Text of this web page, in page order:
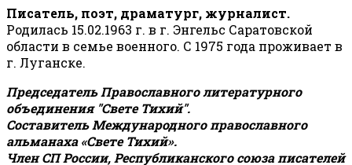
Писатель, поэт, драматург, журналист.
Родилась 15.02.1963 г. в г. Энгельс Саратовской
области в семье военного. С 1975 года проживает в
г. Луганске.
Председатель Православного литературного
объединения "Свете Тихий".
Составитель Международного православного
альманаха «Свете Тихий».
Член СП России, Республиканского союза писателей